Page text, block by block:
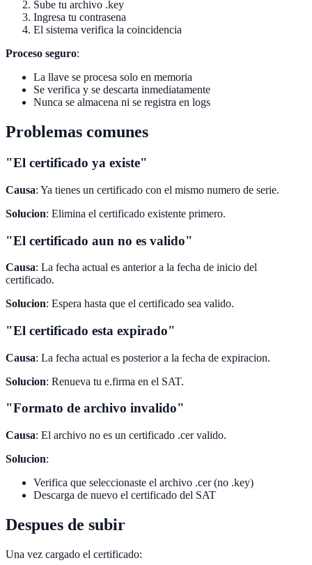
Sube tu archivo .key
Ingresa tu contrasena
El sistema verifica la coincidencia
Proceso seguro:
La llave se procesa solo en memoria
Se verifica y se descarta inmediatamente
Nunca se almacena ni se registra en logs
Problemas comunes
"El certificado ya existe"
Causa: Ya tienes un certificado con el mismo numero de serie.
Solucion: Elimina el certificado existente primero.
"El certificado aun no es valido"
Causa: La fecha actual es anterior a la fecha de inicio del
certificado.
Solucion: Espera hasta que el certificado sea valido.
"El certificado esta expirado"
Causa: La fecha actual es posterior a la fecha de expiracion.
Solucion: Renueva tu e.firma en el SAT.
"Formato de archivo invalido"
Causa: El archivo no es un certificado .cer valido.
Solucion:
Verifica que seleccionaste el archivo .cer (no .key)
Descarga de nuevo el certificado del SAT
Despues de subir
Una vez cargado el certificado: